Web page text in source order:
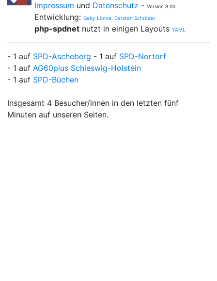
Impressum und Datenschutz - Version 8.00
Entwicklung: Gaby Lönne, Carsten Schröder
php-spdnet nutzt in einigen Layouts YAML
- 1 auf SPD-Ascheberg - 1 auf SPD-Nortorf
- 1 auf AG60plus Schleswig-Holstein
- 1 auf SPD-Büchen
Insgesamt 4 Besucher/innen in den letzten fünf
Minuten auf unseren Seiten.